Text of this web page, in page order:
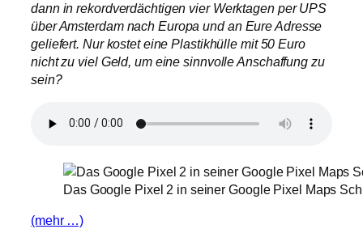
dann in rekordverdächtigen vier Werktagen per UPS
über Amsterdam nach Europa und an Eure Adresse
geliefert. Nur kostet eine Plastikhülle mit 50 Euro
nicht zu viel Geld, um eine sinnvolle Anschaffung zu
sein?
Das Google Pixel 2 in seiner Google Pixel Maps
(mehr …)